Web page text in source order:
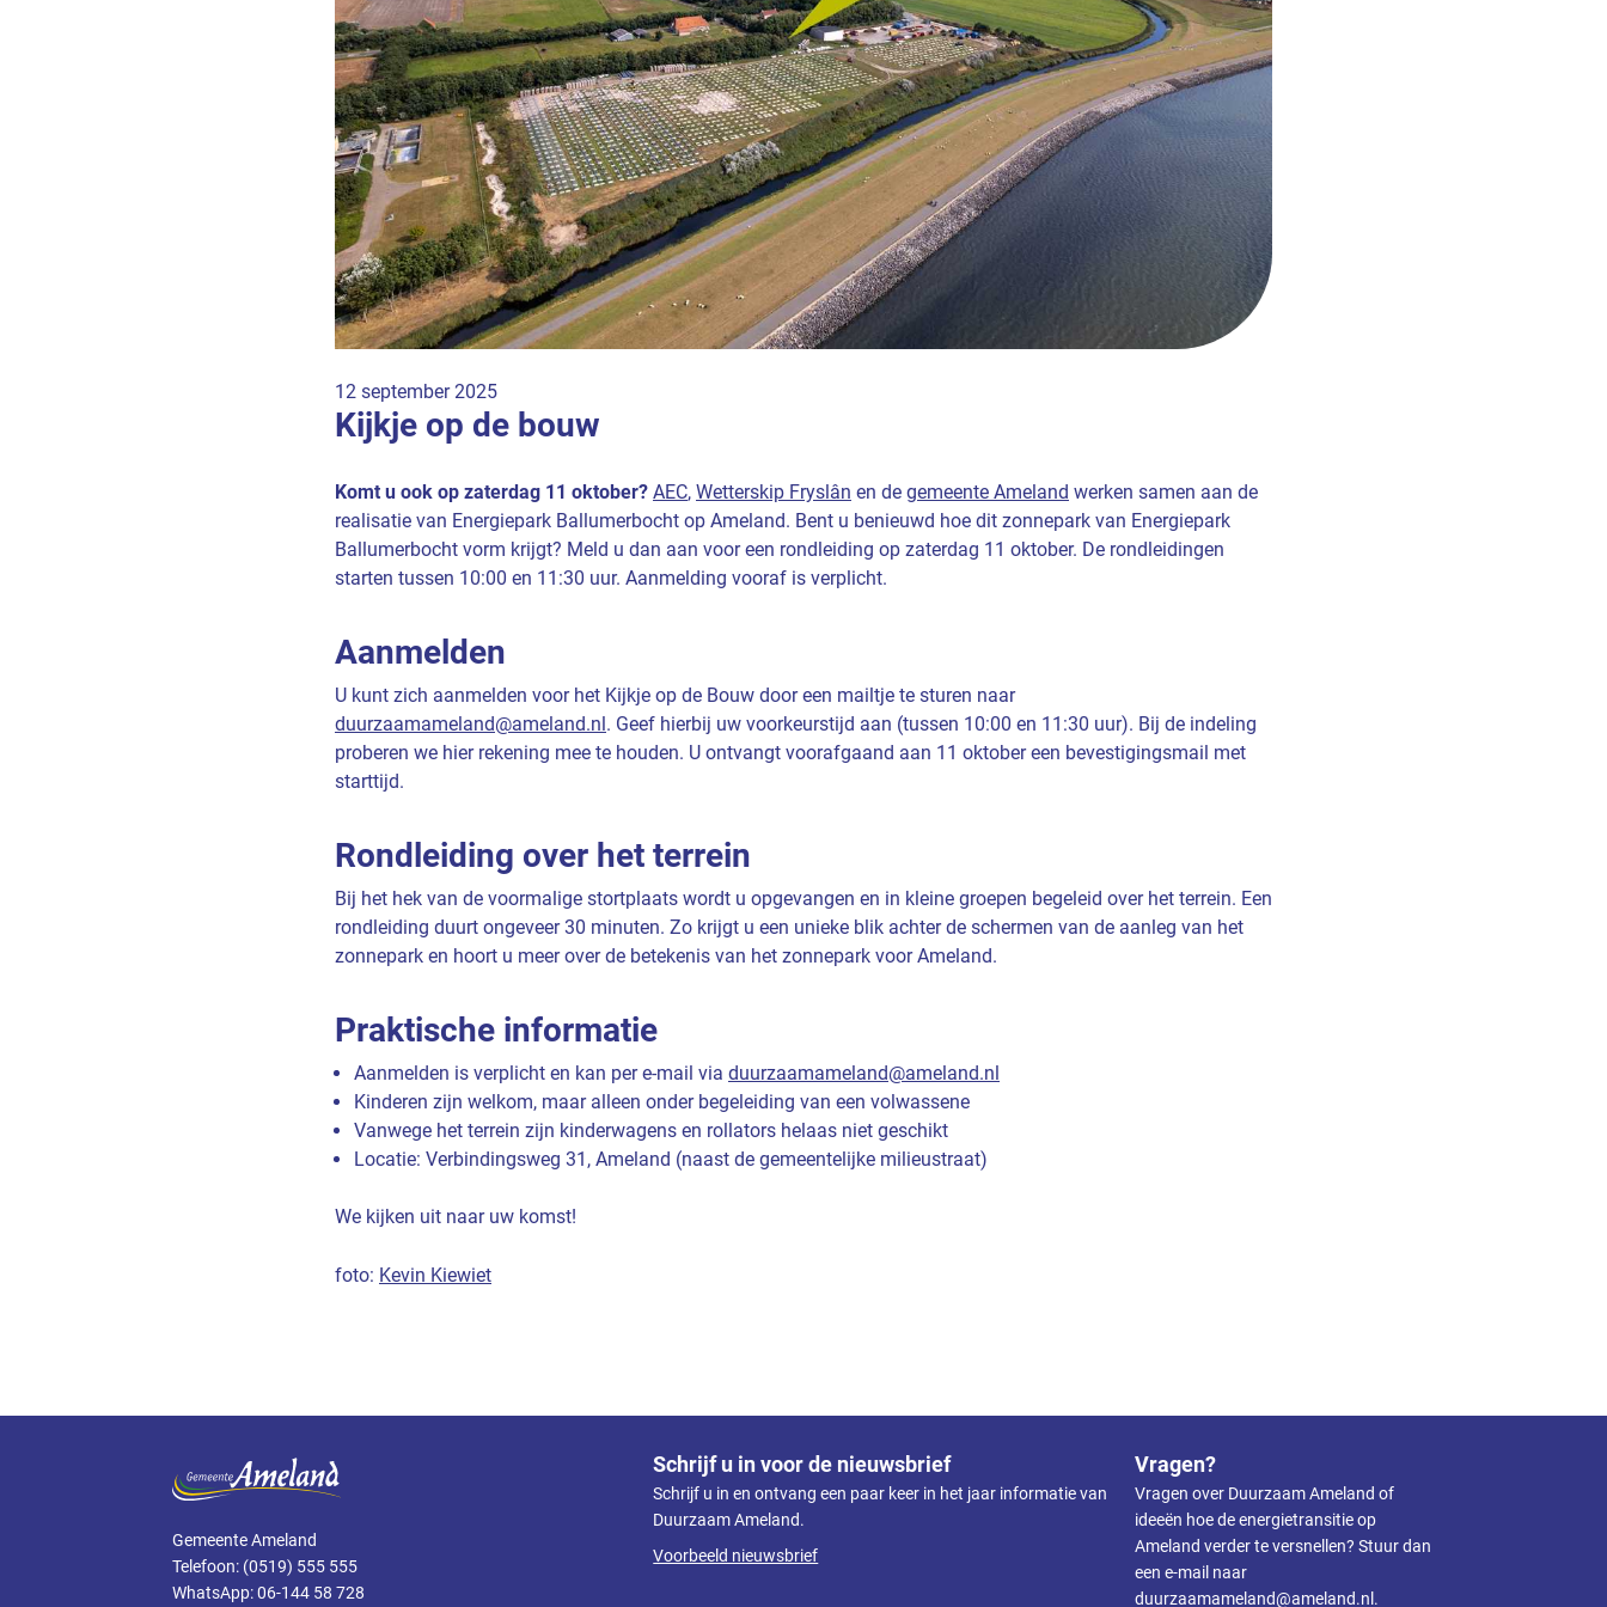
12 september 2025
Kijkje op de bouw
Komt u ook op zaterdag 11 oktober? AEC, Wetterskip Fryslân en de gemeente Ameland werken samen aan de
realisatie van Energiepark Ballumerbocht op Ameland. Bent u benieuwd hoe dit zonnepark van Energiepark
Ballumerbocht vorm krijgt? Meld u dan aan voor een rondleiding op zaterdag 11 oktober. De rondleidingen
starten tussen 10:00 en 11:30 uur. Aanmelding vooraf is verplicht.
Aanmelden
U kunt zich aanmelden voor het Kijkje op de Bouw door een mailtje te sturen naar
duurzaamameland@ameland.nl. Geef hierbij uw voorkeurstijd aan (tussen 10:00 en 11:30 uur). Bij de indeling
proberen we hier rekening mee te houden. U ontvangt voorafgaand aan 11 oktober een bevestigingsmail met
starttijd.
Rondleiding over het terrein
Bij het hek van de voormalige stortplaats wordt u opgevangen en in kleine groepen begeleid over het terrein. Een
rondleiding duurt ongeveer 30 minuten. Zo krijgt u een unieke blik achter de schermen van de aanleg van het
zonnepark en hoort u meer over de betekenis van het zonnepark voor Ameland.
Praktische informatie
Aanmelden is verplicht en kan per e-mail via duurzaamameland@ameland.nl
Kinderen zijn welkom, maar alleen onder begeleiding van een volwassene
Vanwege het terrein zijn kinderwagens en rollators helaas niet geschikt
Locatie: Verbindingsweg 31, Ameland (naast de gemeentelijke milieustraat)
We kijken uit naar uw komst!
foto: Kevin Kiewiet
Gemeente Ameland
Telefoon: (0519) 555 555
WhatsApp: 06-144 58 728
Schrijf u in voor de nieuwsbrief
Schrijf u in en ontvang een paar keer in het jaar informatie van
Duurzaam Ameland.
Voorbeeld nieuwsbrief
Vragen?
Vragen over Duurzaam Ameland of
ideeën hoe de energietransitie op
Ameland verder te versnellen? Stuur dan
een e-mail naar
duurzaamameland@ameland.nl .